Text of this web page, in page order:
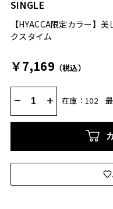
SINGLE
【HYACCA限定カラー】
クスタイム
￥7,169 （税込）
− + 在庫：102